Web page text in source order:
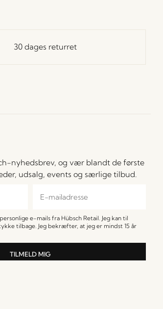
30 dages returret
nyhedsbrev, og vær blandt de første
udsalg, events og særlige tilbud.
e-mails fra Hübsch Retail. Jeg kan til
tilbage. Jeg bekræfter, at jeg er mindst 15 år
TILMELD MIG